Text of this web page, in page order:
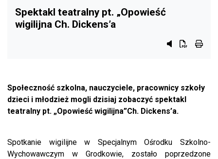
Spektakl teatralny pt. „Opowieść
wigilijna Ch. Dickens’a
Przycisk
Przycisk
Społeczność szkolna, nauczyciele, pracownicy szkoły
dzieci i młodzież mogli dzisiaj zobaczyć spektakl
teatralny pt. „Opowieść wigilijna”Ch. Dickens’a.
Spotkanie wigilijne w Specjalnym Ośrodku Szkolno-
Wychowawczym w Grodkowie, zostało poprzedzone